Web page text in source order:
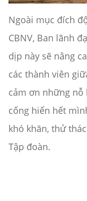
Ngoài mục đích
CBNV, Ban lãnh
dịp này sẽ nâng
các thành viên
cảm ơn những nỗ
cống hiến hết
khó khăn, thử
Tập đoàn.